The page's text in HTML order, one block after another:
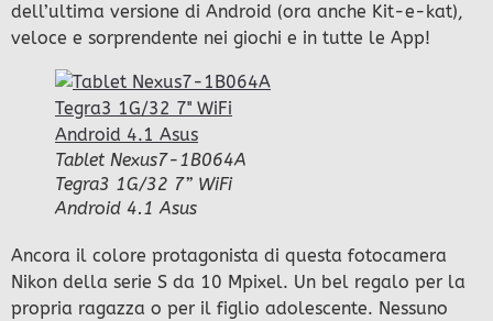
dell’ultima versione di Android (ora anche Kit-e-kat),
veloce e sorprendente nei giochi e in tutte le App!
Tablet Nexus7-1B064A
Tegra3 1G/32 7” WiFi
Android 4.1 Asus
Ancora il colore protagonista di questa fotocamera
Nikon della serie S da 10 Mpixel. Un bel regalo per la
propria ragazza o per il figlio adolescente. Nessuno